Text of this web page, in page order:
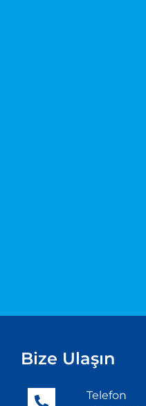
Bize Ulaşın
Telefon